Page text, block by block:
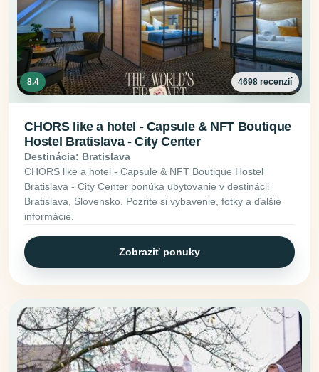
8.4 4698 recenzií
CHORS like a hotel - Capsule & NFT Boutique
Hostel Bratislava - City Center
Destinácia: Bratislava
CHORS like a hotel - Capsule & NFT Boutique Hostel
Bratislava - City Center ponúka ubytovanie v destinácii
Bratislava, Slovensko. Pozrite si vybavenie, fotky a ďalšie
informácie.
Zobraziť ponuky